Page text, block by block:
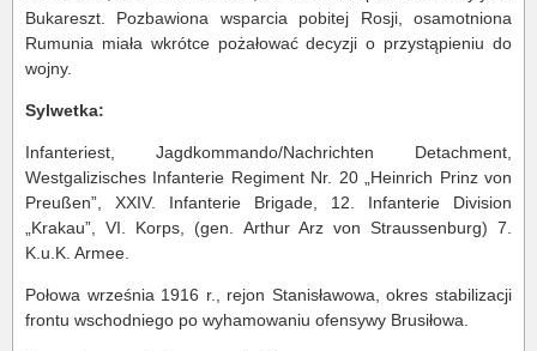
Bukareszt. Pozbawiona wsparcia pobitej Rosji, osamotniona
Rumunia miała wkrótce pożałować decyzji o przystąpieniu do
wojny.
Sylwetka:
Infanteriest, Jagdkommando/Nachrichten Detachment,
Westgalizisches Infanterie Regiment Nr. 20 „Heinrich Prinz von
Preußen”, XXIV. Infanterie Brigade, 12. Infanterie Division
„Krakau”, VI. Korps, (gen. Arthur Arz von Straussenburg) 7.
K.u.K. Armee.
Połowa września 1916 r., rejon Stanisławowa, okres stabilizacji
frontu wschodniego po wyhamowaniu ofensywy Brusiłowa.